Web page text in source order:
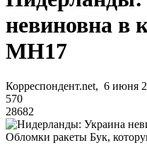
невиновна в
МН17
Корреспондент.net, 6 июня
570
28682
Обломки ракеты Бук,